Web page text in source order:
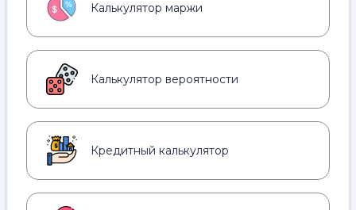
Калькулятор маржи
Калькулятор вероятности
Кредитный калькулятор